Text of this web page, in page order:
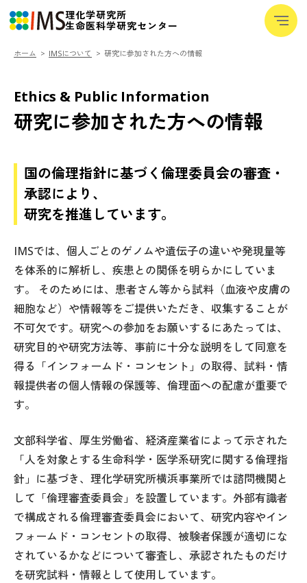
理化学研究所
生命医科学研究センター
─
─
─
研究室紹介
チャレンジ
研究者向けデータベース
用語集
ニュース
イベント
採用・人材育成 +
アクセス
お問合せ
サイトマップ
サイトポリシー
国立研究開発法人 理化学研究所
生命医科学研究センター
〒230-0045 神奈川県横浜市鶴見区末広町1丁目7番22号
理化学研究所（本所）
ホーム IMSについて 研究に参加された方への情報
Ethics & Public Information
研究に参加された方への情報
国の倫理指針に基づく倫理委員会の審査・
承認により、
研究を推進しています。
IMSでは、個人ごとのゲノムや遺伝子の違いや発現量等
を体系的に解析し、疾患との関係を明らかにしていま
す。 そのためには、患者さん等から試料（血液や皮膚の
細胞など）や情報等をご提供いただき、収集することが
不可欠です。研究への参加をお願いするにあたっては、
研究目的や研究方法等、事前に十分な説明をして同意を
得る「インフォームド・コンセント」の取得、試料・情
報提供者の個人情報の保護等、倫理面への配慮が重要で
す。
文部科学省、厚生労働省、経済産業省によって示された
「人を対象とする生命科学・医学系研究に関する倫理指
針」に基づき、理化学研究所横浜事業所では諮問機関と
して「倫理審査委員会」を設置しています。外部有識者
で構成される倫理審査委員会において、研究内容やイン
フォームド・コンセントの取得、被験者保護が適切にな
されているかなどについて審査し、承認されたものだけ
を研究試料・情報として使用しています。